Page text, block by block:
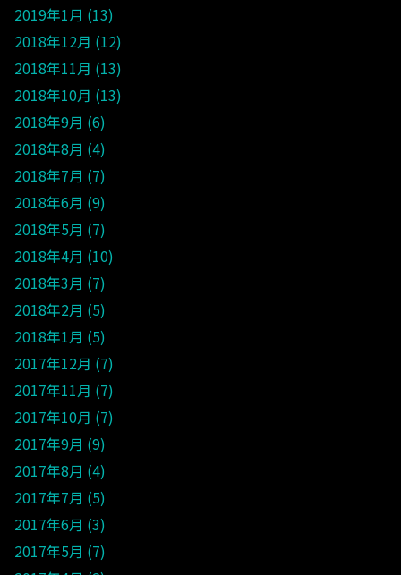
2019年1月 13
2018年12月 12
2018年11月 13
2018年10月 13
2018年9月 6
2018年8月 4
2018年7月 7
2018年6月 9
2018年5月 7
2018年4月 10
2018年3月 7
2018年2月 5
2018年1月 5
2017年12月 7
2017年11月 7
2017年10月 7
2017年9月 9
2017年8月 4
2017年7月 5
2017年6月 3
2017年5月 7